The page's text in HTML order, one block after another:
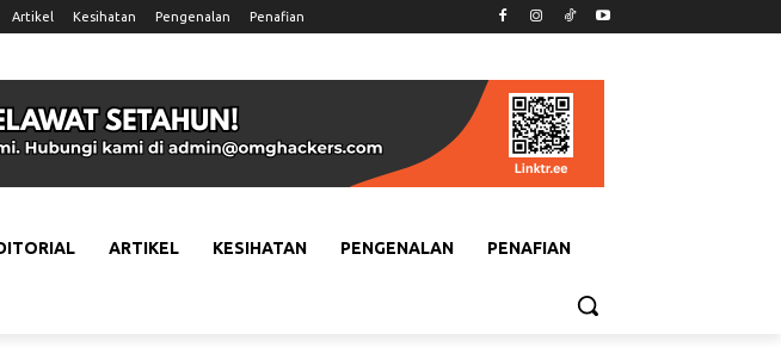
Artikel Kesihatan Pengenalan Penafian
ARTIKEL KESIHATAN PENGENALAN PENAFIAN